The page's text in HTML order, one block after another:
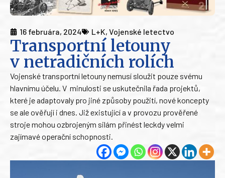
16 februára, 2024 L+K, Vojenské letectvo
Transportní letouny
v netradičních rolích
Vojenské transportní letouny nemusí sloužit pouze svému
hlavnímu účelu. V minulosti se uskutečnila řada projektů,
které je adaptovaly pro jiné způsoby použití, nové koncepty
se ale ověřují i dnes. Již existující a v provozu prověřené
stroje mohou ozbrojeným silám přinést leckdy velmi
zajímavé operační schopnosti.